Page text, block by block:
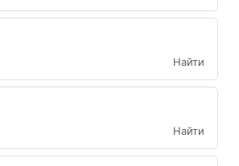
Найти
Найти